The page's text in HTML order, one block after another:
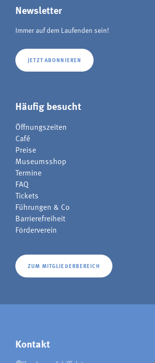
Newsletter
Immer auf dem Laufenden sein!
JETZT ABONNIEREN
Häufig besucht
Öffnungszeiten
Café
Preise
Museumsshop
Termine
FAQ
Tickets
Führungen & Co
Barrierefreiheit
Förderverein
ZUM MITGLIEDERBEREICH
Kontakt